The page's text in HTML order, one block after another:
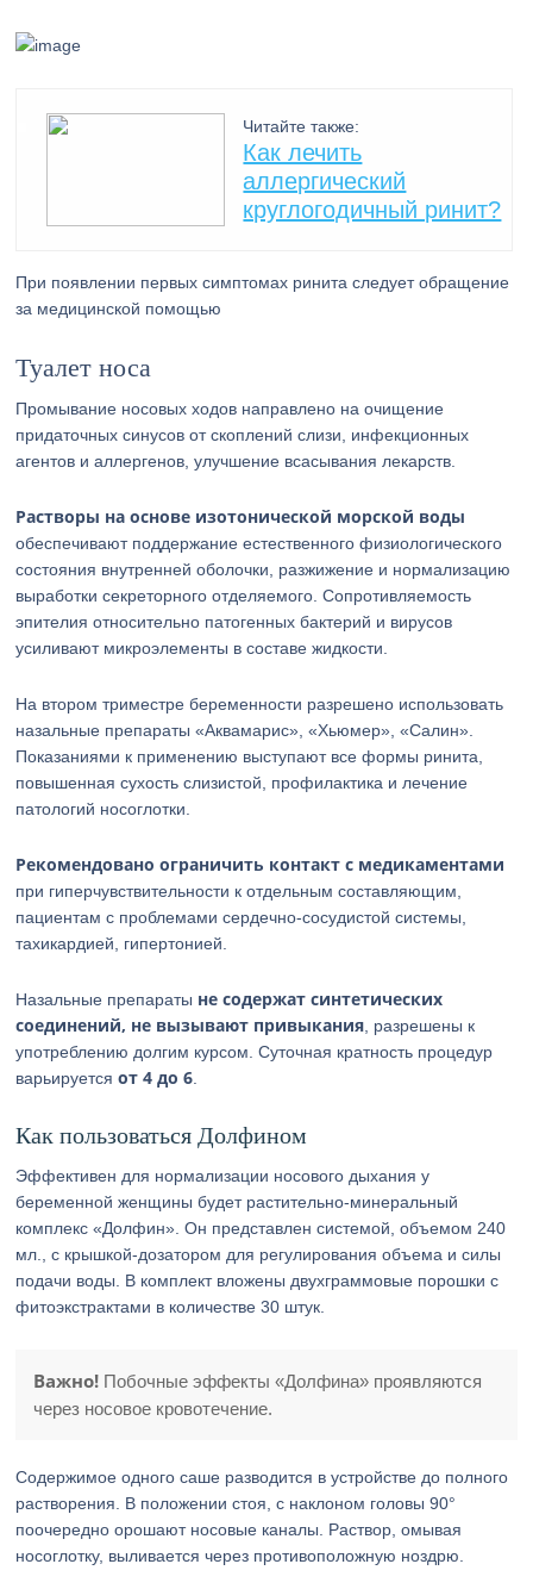
Читайте также:
Как лечить
аллергический
круглогодичный ринит?
При появлении первых симптомах ринита следует обращение
за медицинской помощью
Туалет носа
Промывание носовых ходов направлено на очищение
придаточных синусов от скоплений слизи, инфекционных
агентов и аллергенов, улучшение всасывания лекарств.
Растворы на основе изотонической морской воды
обеспечивают поддержание естественного физиологического
состояния внутренней оболочки, разжижение и нормализацию
выработки секреторного отделяемого. Сопротивляемость
эпителия относительно патогенных бактерий и вирусов
усиливают микроэлементы в составе жидкости.
На втором триместре беременности разрешено использовать
назальные препараты «Аквамарис», «Хьюмер», «Салин».
Показаниями к применению выступают все формы ринита,
повышенная сухость слизистой, профилактика и лечение
патологий носоглотки.
Рекомендовано ограничить контакт с медикаментами
при гиперчувствительности к отдельным составляющим,
пациентам с проблемами сердечно-сосудистой системы,
тахикардией, гипертонией.
Назальные препараты не содержат синтетических
соединений, не вызывают привыкания , разрешены к
употреблению долгим курсом. Суточная кратность процедур
варьируетсяот 4 до 6
Как пользоваться Долфином
Эффективен для нормализации носового дыхания у
беременной женщины будет растительно-минеральный
комплекс «Долфин». Он представлен системой, объемом 240
мл., с крышкой-дозатором для регулирования объема и силы
подачи воды. В комплект вложены двухграммовые порошки с
фитоэкстрактами в количестве 30 штук.
Важно! Побочные эффекты «Долфина» проявляются
через носовое кровотечение.
Содержимое одного саше разводится в устройстве до полного
растворения. В положении стоя, с наклоном головы 90°
поочередно орошают носовые каналы. Раствор, омывая
носоглотку, выливается через противоположную ноздрю.